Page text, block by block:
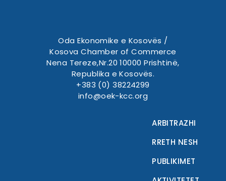
Oda Ekonomike e Kosovës /
Kosova Chamber of Commerce
Nena Tereze,Nr.20 10000 Prishtinë,
Republika e Kosovës.
+383 (0) 38224299
info@oek-kcc.org
ARBITRAZHI
RRETH NESH
PUBLIKIMET